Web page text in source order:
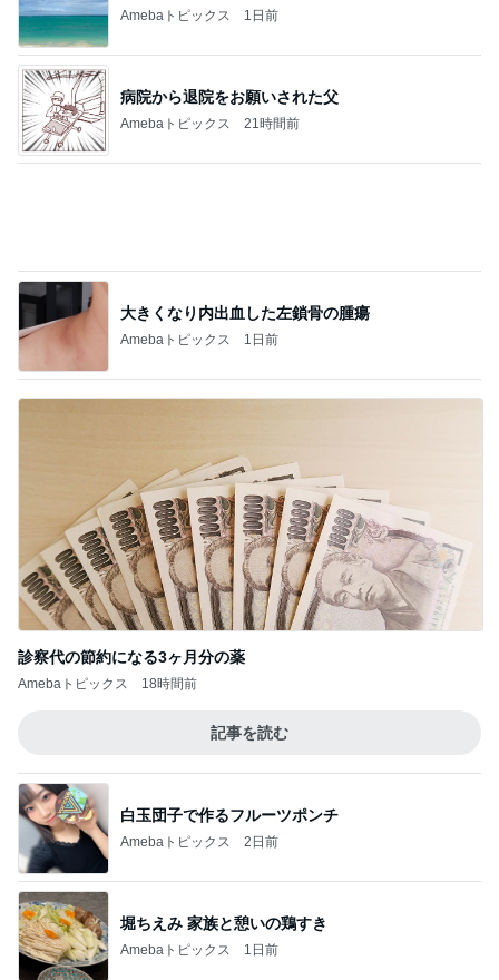
Amebaトピックス 21時間前
診察代の節約になる3ヶ月分の薬
Amebaトピックス 18時間前
記事を読む
Amebaトピックス 2日前
堀ちえみ 家族と憩いの鶏すき
Amebaトピックス 1日前
自分のお金を取り戻すための超手間
Amebaトピックス 2日前